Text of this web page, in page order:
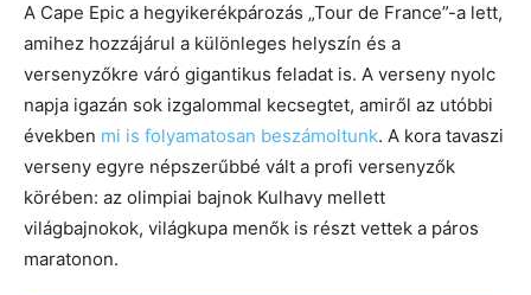
A Cape Epic a hegyikerékpározás „Tour de France”-a lett,
amihez hozzájárul a különleges helyszín és a
versenyzőkre váró gigantikus feladat is. A verseny nyolc
napja igazán sok izgalommal kecsegtet, amiről az utóbbi
években mi is folyamatosan beszámoltunk. A kora tavaszi
verseny egyre népszerűbbé vált a profi versenyzők
körében: az olimpiai bajnok Kulhavy mellett
világbajnokok, világkupa menők is részt vettek a páros
maratonon.